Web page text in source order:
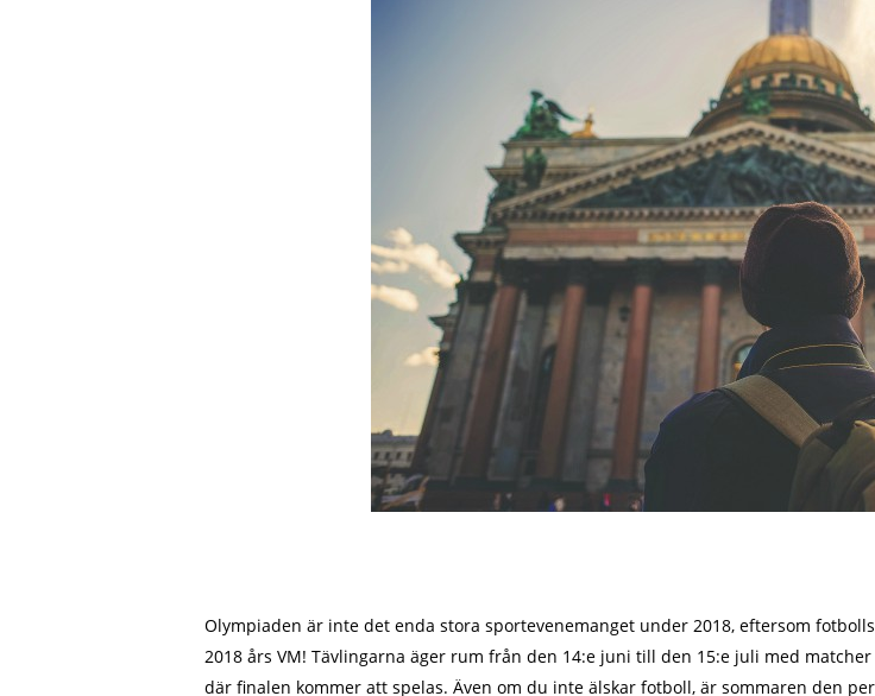
Olympiaden är inte det enda stora sportevenemanget under 2018, eftersom
2018 års VM! Tävlingarna äger rum från den 14:e juni till den 15:e juli med
där finalen kommer att spelas. Även om du inte älskar fotboll, är sommaren den